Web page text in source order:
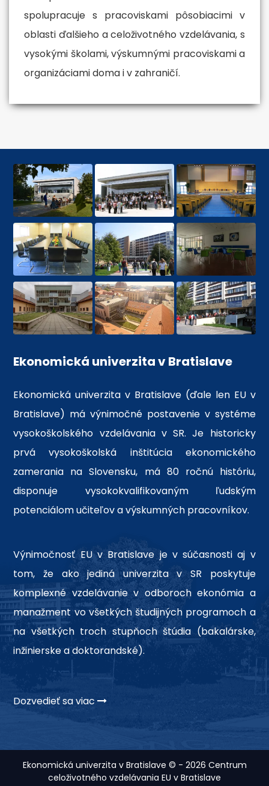
spolupracuje s pracoviskami pôsobiacimi v
oblasti ďalšieho a celoživotného vzdelávania, s
vysokými školami, výskumnými pracoviskami a
organizáciami doma i v zahraničí.
Ekonomická univerzita v Bratislave
Ekonomická univerzita v Bratislave (ďale len EU v
Bratislave) má výnimočné postavenie v systéme
vysokoškolského vzdelávania v SR. Je historicky
prvá vysokoškolská inštitúcia ekonomického
zamerania na Slovensku, má 80 ročnú históriu,
disponuje vysokokvalifikovaným ľudským
potenciálom učiteľov a výskumných pracovníkov.
Výnimočnosť EU v Bratislave je v súčasnosti aj v
tom, že ako jediná univerzita v SR poskytuje
komplexné vzdelávanie v odboroch ekonómia a
manažment vo všetkých študijných programoch a
na všetkých troch stupňoch štúdia (bakalárske,
inžinierske a doktorandské).
Dozvedieť sa viac
Ekonomická univerzita v Bratislave © - 2026 Centrum
celoživotného vzdelávania EU v Bratislave